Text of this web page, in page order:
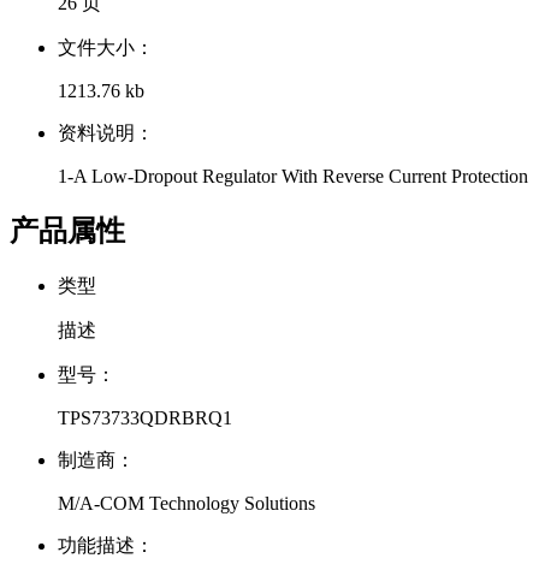
文件大小：
1213.76 kb
资料说明：
1-A Low-Dropout Regulator With Reverse Current Protection
产品属性
类型
描述
型号：
TPS73733QDRBRQ1
制造商：
M/A-COM Technology Solutions
功能描述：